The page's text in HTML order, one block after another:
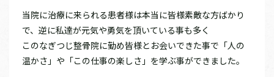
当院に治療に来られる患者様は本当に皆様素敵な方ばかり
で、逆に私達が元気や勇気を頂いている事も多く
このなぎつじ整骨院に勤め皆様とお会いできた事で「人の
温かさ」や「この仕事の楽しさ」を学ぶ事ができました。